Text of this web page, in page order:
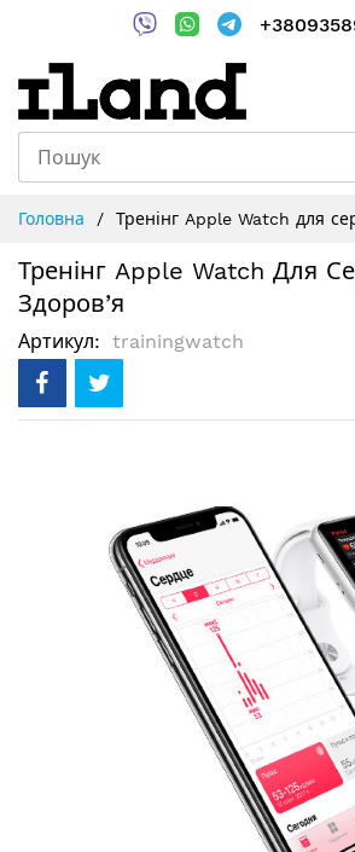
Content
Головна Тренінг Apple Watch для
Тренінг Apple Watch Для
Здоров’я
Артикул trainingwatch
зображень